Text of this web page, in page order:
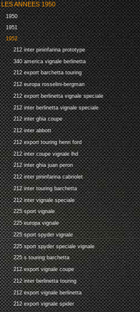
LES ANNEES 1950
1950
1951
1952
212 inter pininfarina prototype
340 america vignale berlinetta
212 export barchetta touring
212 europa rosselini-bergman
212 export berlinetta vignale speciale
212 inter berlinetta vignale speciale
212 inter ghia coupe
212 inter abbott
212 export touring henri ford
212 inter coupe vignale lhd
212 inter ghia juan peron
212 inter pininfarina cabriolet
212 inter touring barchetta
212 inter vignale speciale
225 sport vignale
225 europa vignale
225 sport spyder vignale
225 sport spyder speciale vignale
225 s touring barchetta
212 export vignale coupe
212 inter berlinetta touring
212 export vignale berlinetta
212 export vignale spider